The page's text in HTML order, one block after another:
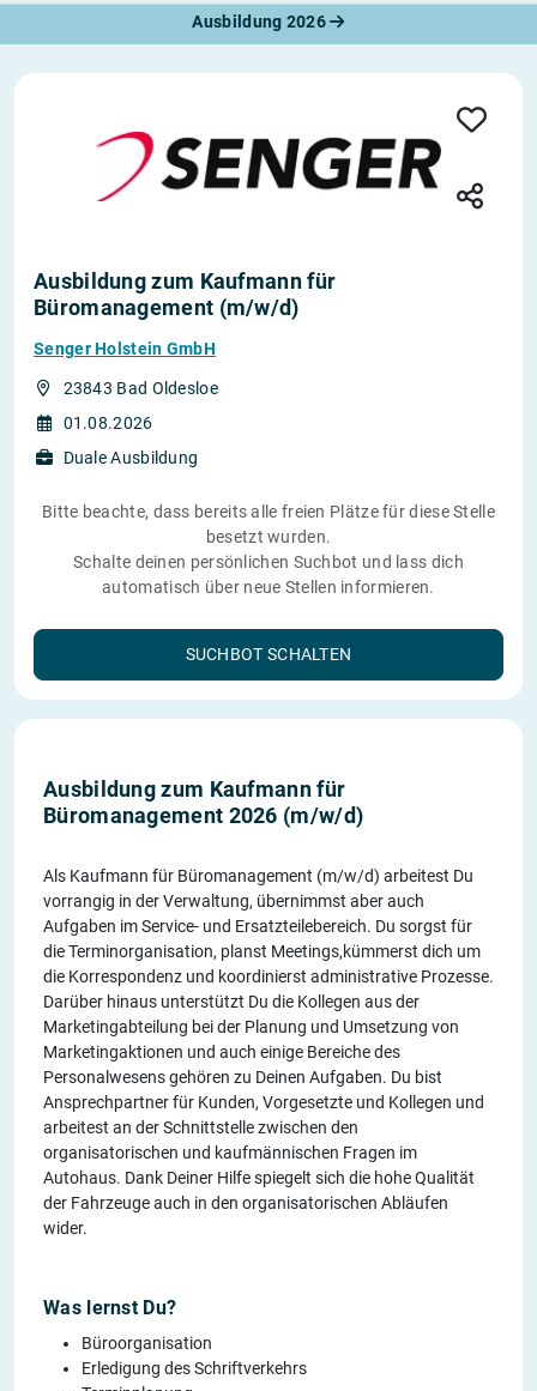
Ausbildung 2026
Ausbildung zum Kaufmann für
Büromanagement (m/w/d)
Senger Holstein GmbH
23843 Bad Oldesloe
01.08.2026
Duale Ausbildung
Bitte beachte, dass bereits alle freien Plätze für diese Stelle
besetzt wurden.
Schalte deinen persönlichen Suchbot und lass dich
automatisch über neue Stellen informieren.
SUCHBOT SCHALTEN
Ausbildung zum Kaufmann für
Büromanagement 2026 (m/w/d)
Als Kaufmann für Büromanagement (m/w/d) arbeitest Du
vorrangig in der Verwaltung, übernimmst aber auch
Aufgaben im Service- und Ersatzteilebereich. Du sorgst für
die Terminorganisation, planst Meetings,kümmerst dich um
die Korrespondenz und koordinierst administrative Prozesse.
Darüber hinaus unterstützt Du die Kollegen aus der
Marketingabteilung bei der Planung und Umsetzung von
Marketingaktionen und auch einige Bereiche des
Personalwesens gehören zu Deinen Aufgaben. Du bist
Ansprechpartner für Kunden, Vorgesetzte und Kollegen und
arbeitest an der Schnittstelle zwischen den
organisatorischen und kaufmännischen Fragen im
Autohaus. Dank Deiner Hilfe spiegelt sich die hohe Qualität
der Fahrzeuge auch in den organisatorischen Abläufen
wider.
Was lernst Du?
Büroorganisation
Erledigung des Schriftverkehrs